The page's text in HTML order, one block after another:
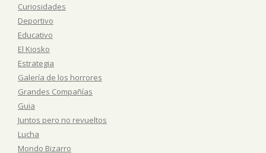
Curiosidades
Deportivo
Educativo
El Kiosko
Estrategia
Galería de los horrores
Grandes Compañías
Guia
Juntos pero no revueltos
Lucha
Mondo Bizarro